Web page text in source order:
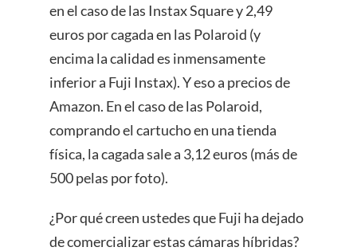
en el caso de las Instax Square y 2,49
euros por cagada en las Polaroid (y
encima la calidad es inmensamente
inferior a Fuji Instax). Y eso a precios de
Amazon. En el caso de las Polaroid,
comprando el cartucho en una tienda
física, la cagada sale a 3,12 euros (más de
500 pelas por foto).
¿Por qué creen ustedes que Fuji ha dejado
de comercializar estas cámaras híbridas?